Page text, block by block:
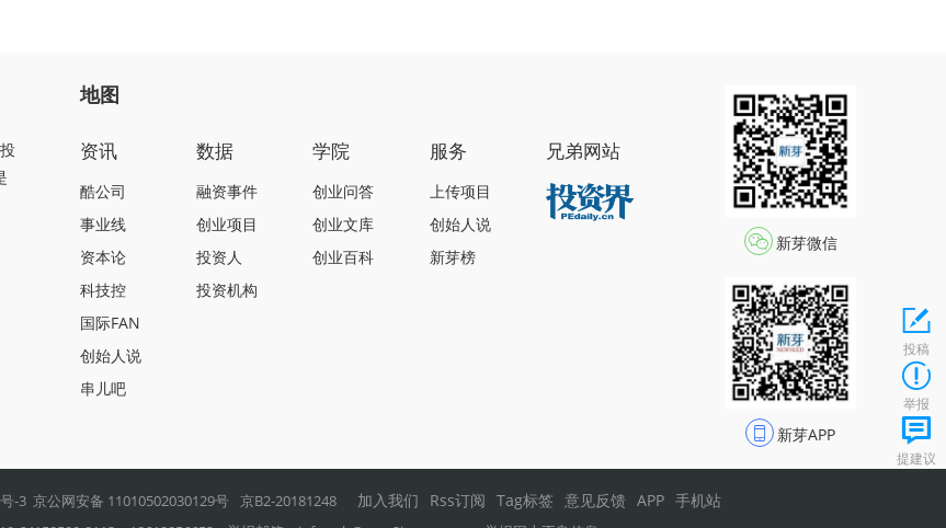
地图
资讯
酷公司
事业线
资本论
科技控
国际FAN
创始人说
串儿吧
数据
融资事件
创业项目
投资人
投资机构
学院
创业问答
创业文库
创业百科
服务
上传项目
创始人说
新芽榜
兄弟网站
新芽微信
新芽APP
-3 京公网安备 11010502030129号 京B2-20181248 加入我们 Rss订阅 Tag标签 意见反馈 APP 手机站
投稿
举报
提建议